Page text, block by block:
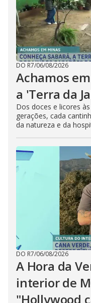
DO R7/06/08/2026
Achamos
a 'Terra da
Dos doces e licores
gerações, cada
da natureza e da
DO R7/06/08/2026
A Hora da
interior de
"Hollywood